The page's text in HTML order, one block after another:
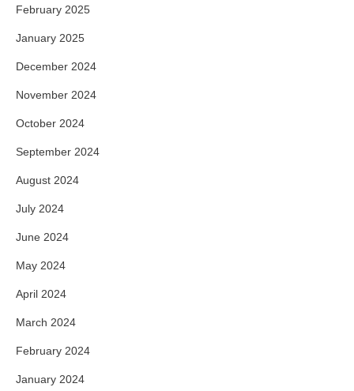
February 2025
January 2025
December 2024
November 2024
October 2024
September 2024
August 2024
July 2024
June 2024
May 2024
April 2024
March 2024
February 2024
January 2024